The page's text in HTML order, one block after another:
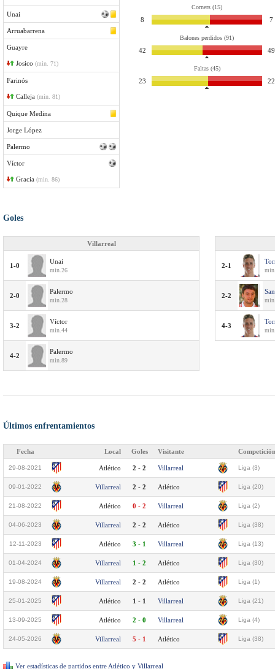
Unai
Arruabarrena
Guayre
Josico (min. 71)
Farinós
Calleja (min. 81)
Quique Medina
Jorge López
Palermo
Víctor
Gracia (min. 86)
Corners (15)
8 7
Balones perdidos (91)
42 49
Faltas (45)
23 22
Goles
Villarreal
1-0
Unai
min.26
2-0
Palermo
min.28
3-2
Víctor
min.44
4-2
Palermo
min.89
2-1
2-2
4-3
Últimos enfrentamientos
Fecha Local Goles Visitante Competición
29-08-2021 Atlético 2 - 2 Villarreal Liga (3)
09-01-2022 Villarreal 2 - 2 Atlético Liga (20)
21-08-2022 Atlético 0 - 2 Villarreal Liga (2)
04-06-2023 Villarreal 2 - 2 Atlético Liga (38)
12-11-2023 Atlético 3 - 1 Villarreal Liga (13)
01-04-2024 Villarreal 1 - 2 Atlético Liga (30)
19-08-2024 Villarreal 2 - 2 Atlético Liga (1)
25-01-2025 Atlético 1 - 1 Villarreal Liga (21)
13-09-2025 Atlético 2 - 0 Villarreal Liga (4)
24-05-2026 Villarreal 5 - 1 Atlético Liga (38)
Ver estadísticas de partidos entre Atlético y Villarreal